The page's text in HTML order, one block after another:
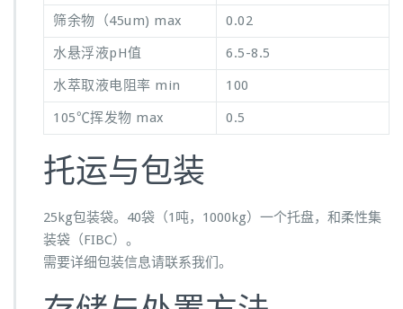
筛余物（45um) max
0.02
水悬浮液pH值
6.5-8.5
水萃取液电阻率 min
100
105℃挥发物 max
0.5
托运与包装
25kg包装袋。40袋（1吨，1000kg）一个托盘，和柔性集
装袋（FIBC）。
需要详细包装信息请联系我们。